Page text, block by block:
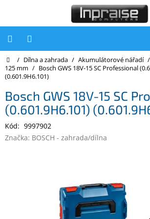
Počítače
Počítače
Notebooky
Tiskárny
Domů
/ Dílna a zahrada / Akumulátorové nářadí /
125 mm / Bosch GWS 18V-15 SC Professional
(0.601.9H6.101)
Bosch GWS 18V-15 SC
(0.601.9H6.101)
Kód: 9997902
Značka: BOSCH - zahrada/dílna